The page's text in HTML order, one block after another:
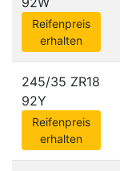
Reifenpreis
erhalten
245/35 ZR18
92Y
Reifenpreis
erhalten